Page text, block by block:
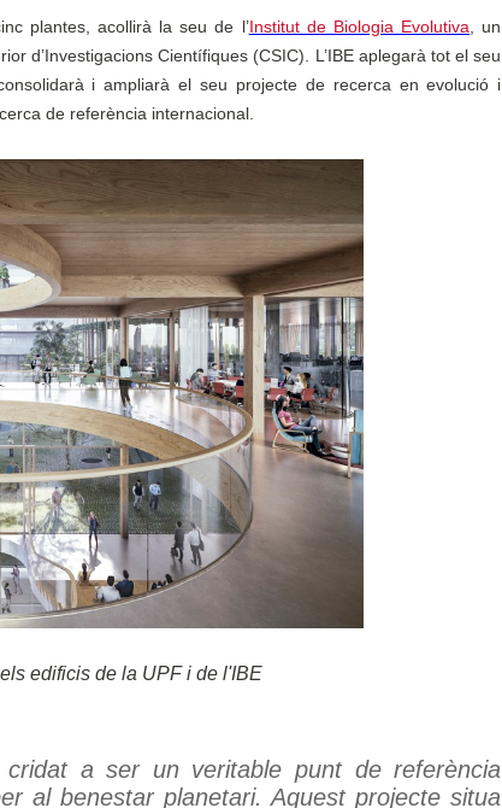
plantes, acollirà la seu de l’Institut de Biologia Evolutiva , un
d’Investigacions Científiques (CSIC). L’IBE aplegarà tot el seu
i ampliarà el seu projecte de recerca en evolució i
de referència internacional.
edificis de la UPF i de l'IBE
a ser un veritable punt de referència
al benestar planetari. Aquest projecte situa